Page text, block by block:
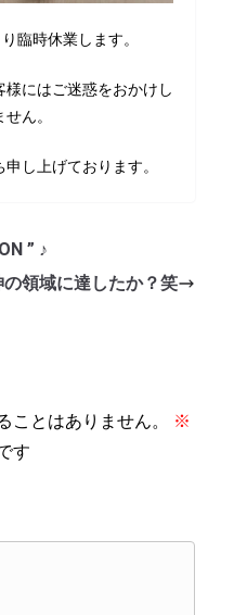
臨時休業します。
にはご迷惑をおかけし
ん。
し上げております。
” ♪
の領域に達したか？笑
ことはありません。
※
す